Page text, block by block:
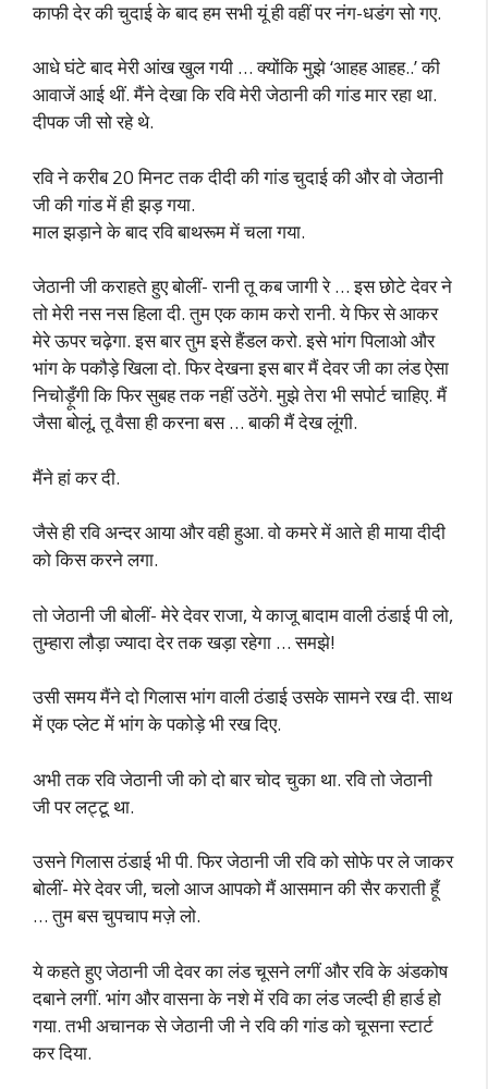
काफी देर की चुदाई के बाद हम सभी यूं ही वहीं पर नंग-धडंग सो गए.
आधे घंटे बाद मेरी आंख खुल गयी … क्योंकि मुझे ‘आहह आहह..’ की
आवाजें आई थीं. मैंने देखा कि रवि मेरी जेठानी की गांड मार रहा था.
दीपक जी सो रहे थे.
रवि ने करीब 20 मिनट तक दीदी की गांड चुदाई की और वो जेठानी
जी की गांड में ही झड़ गया.
माल झड़ाने के बाद रवि बाथरूम में चला गया.
जेठानी जी कराहते हुए बोलीं- रानी तू कब जागी रे … इस छोटे देवर ने
तो मेरी नस नस हिला दी. तुम एक काम करो रानी. ये फिर से आकर
मेरे ऊपर चढ़ेगा. इस बार तुम इसे हैंडल करो. इसे भांग पिलाओ और
भांग के पकौड़े खिला दो. फिर देखना इस बार मैं देवर जी का लंड ऐसा
निचोड़ूँगी कि फिर सुबह तक नहीं उठेंगे. मुझे तेरा भी सपोर्ट चाहिए. मैं
जैसा बोलूं, तू वैसा ही करना बस … बाकी मैं देख लूंगी.
मैंने हां कर दी.
जैसे ही रवि अन्दर आया और वही हुआ. वो कमरे में आते ही माया दीदी
को किस करने लगा.
तो जेठानी जी बोलीं- मेरे देवर राजा, ये काजू बादाम वाली ठंडाई पी लो,
तुम्हारा लौड़ा ज्यादा देर तक खड़ा रहेगा … समझे!
उसी समय मैंने दो गिलास भांग वाली ठंडाई उसके सामने रख दी. साथ
में एक प्लेट में भांग के पकोड़े भी रख दिए.
अभी तक रवि जेठानी जी को दो बार चोद चुका था. रवि तो जेठानी
जी पर लट्टू था.
उसने गिलास ठंडाई भी पी. फिर जेठानी जी रवि को सोफे पर ले जाकर
बोलीं- मेरे देवर जी, चलो आज आपको मैं आसमान की सैर कराती हूँ
… तुम बस चुपचाप मज़े लो.
ये कहते हुए जेठानी जी देवर का लंड चूसने लगीं और रवि के अंडकोष
दबाने लगीं. भांग और वासना के नशे में रवि का लंड जल्दी ही हार्ड हो
गया. तभी अचानक से जेठानी जी ने रवि की गांड को चूसना स्टार्ट
कर दिया.